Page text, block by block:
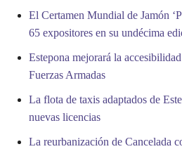
El Certamen Mundial de Jamón
65 expositores en su undécima
Estepona mejorará la
Fuerzas Armadas
La flota de taxis adaptados de
nuevas licencias
La reurbanización de Cancelada